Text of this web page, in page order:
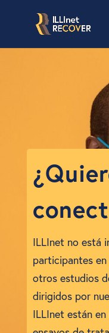
ILLInet no está
participantes en
otros estudios
dirigidos por
ILLInet están